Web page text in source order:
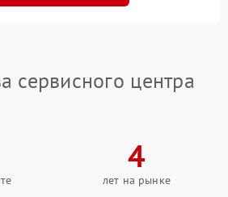
сервисного центра
4
лет на рынке